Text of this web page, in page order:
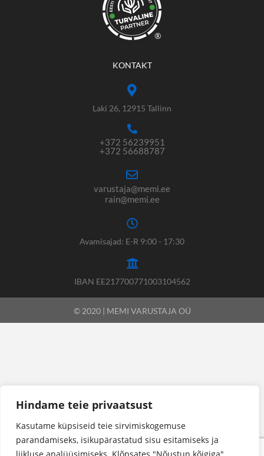
Hindame teie privaatsust
Kasutame küpsiseid teie sirvimiskogemuse
parandamiseks, isikupärastatud sisu esitamiseks ja
®
KONTAKT
Laki 26, 12915 Tallinn
+372 56239951
+372 56688787
varustaja@memi.ee
rain@memi.ee
Avamisajad: E-R 9:00 - 17:30
IBAN EE217700771003104562
© 2020 | MEMI VARUSTAJA OÜ